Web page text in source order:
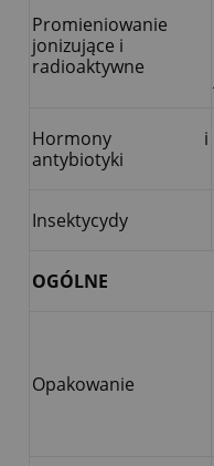
Promieniowanie
jonizujące i
radioaktywne
Hormony i
antybiotyki
Insektycydy
OGÓLNE
Opakowanie